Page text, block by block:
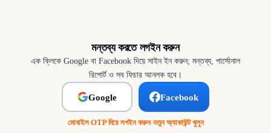
মন্তব্য করতে লগইন করুন
এক ক্লিকে Google বা Facebook দিয়ে সাইন ইন করুন; মন্তব্য, পার্সোনাল
রিপোর্ট ও সব ফিচার আনলক হবে।
Google Facebook
মোবাইল OTP দিয়ে লগইন করুন·নতুন অ্যাকাউন্ট খুলুন